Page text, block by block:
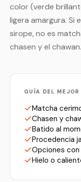
color (verde
ligera amargura. Si
sirope, no es
chasen y el chawan.
GUÍA DEL MEJOR
Matcha
Chasen y
Batido al
Procedencia
Opciones
Hielo o